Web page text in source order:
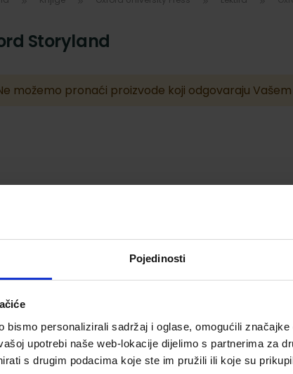
Pojedinosti
bismo personalizirali sadržaj i oglase, omogućili
upotrebi naše web-lokacije dijelimo s partnerima za
s drugim podacima koje ste im pružili ili koje su
Storyland
možemo pronaći proizvode koji odgovaraju